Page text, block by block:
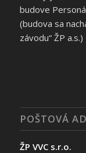
budove
(budova sa
závodu“ ŽP a.s.)
POŠTOVÁ
ŽP VVC s.r.o.